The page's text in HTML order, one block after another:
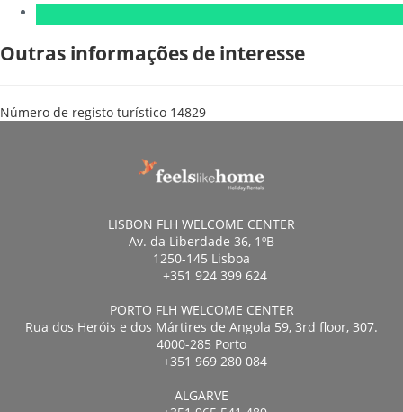
Outras informações de interesse
Número de registo turístico 14829
LISBON FLH WELCOME CENTER
Av. da Liberdade 36, 1ºB
1250-145 Lisboa
+351 924 399 624
PORTO FLH WELCOME CENTER
Rua dos Heróis e dos Mártires de Angola 59, 3rd floor, 307.
4000-285 Porto
+351 969 280 084
ALGARVE